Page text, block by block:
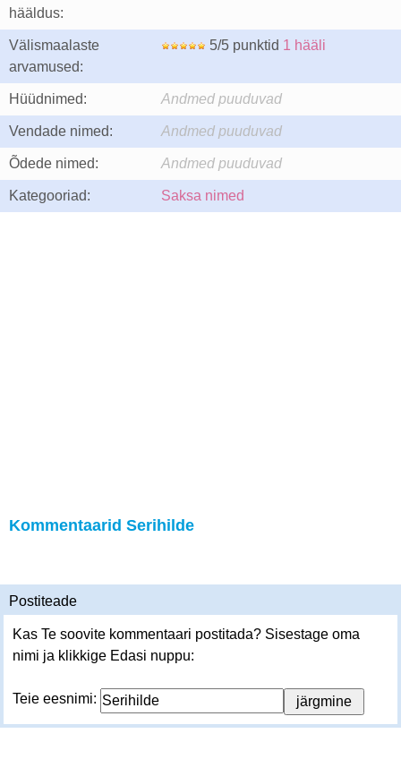
hääldus:
Välismaalaste
arvamused:
5/5 punktid 1 hääli
Hüüdnimed: Andmed puuduvad
Vendade nimed: Andmed puuduvad
Õdede nimed: Andmed puuduvad
Kategooriad: Saksa nimed
Kommentaarid Serihilde
Postiteade
Kas Te soovite kommentaari postitada? Sisestage oma
nimi ja klikkige Edasi nuppu:
Teie eesnimi: